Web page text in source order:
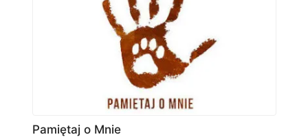
Pamiętaj o Mnie